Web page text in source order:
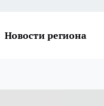
Новости региона